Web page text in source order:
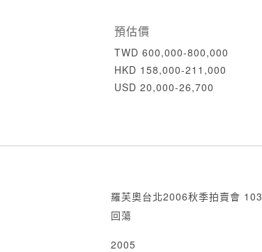
預估價
TWD 600,000-800,000
HKD 158,000-211,000
USD 20,000-26,700
羅芙奧台北2006秋季拍賣會 103
回蕩
2005